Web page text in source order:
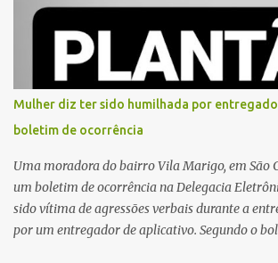
diversos disparos. Duas vítimas morreram
três pessoas foram baleadas e socorridas. Até o
foram divulgadas informações oficiais sobre o
feridos. Equipes da Polícia Militar de Santa
ocorrência e isolaram a área para o trabalho da
última atualização, nenhum suspeito havia sido
Civil investigará a motivação da briga, a autoria
circunstâncias do crime. A ocorrência segue em
Mulher diz ter sido humilhada por
boletim de ocorrência
Uma moradora do bairro Vila Marigo, em São
um boletim de ocorrência na Delegacia
sido vítima de agressões verbais durante a
por um entregador de aplicativo. Segundo o